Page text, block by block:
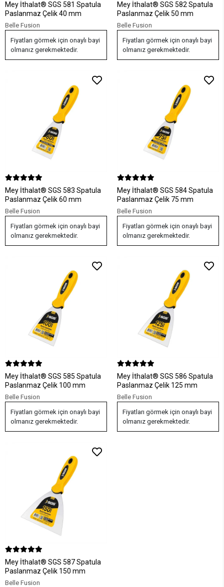
Mey İthalat® SGS 581 Spatula
Paslanmaz Çelik 40 mm
Belle Fusion
Fiyatları görmek için onaylı bayi
olmanız gerekmektedir.
Mey İthalat® SGS 582 Spatula
Paslanmaz Çelik 50 mm
Belle Fusion
Fiyatları görmek için onaylı bayi
olmanız gerekmektedir.
Mey İthalat® SGS 583 Spatula
Paslanmaz Çelik 60 mm
Belle Fusion
Fiyatları görmek için onaylı bayi
olmanız gerekmektedir.
Mey İthalat® SGS 584 Spatula
Paslanmaz Çelik 75 mm
Belle Fusion
Fiyatları görmek için onaylı bayi
olmanız gerekmektedir.
Mey İthalat® SGS 585 Spatula
Paslanmaz Çelik 100 mm
Belle Fusion
Fiyatları görmek için onaylı bayi
olmanız gerekmektedir.
Mey İthalat® SGS 586 Spatula
Paslanmaz Çelik 125 mm
Belle Fusion
Fiyatları görmek için onaylı bayi
olmanız gerekmektedir.
Mey İthalat® SGS 587 Spatula
Paslanmaz Çelik 150 mm
Belle Fusion